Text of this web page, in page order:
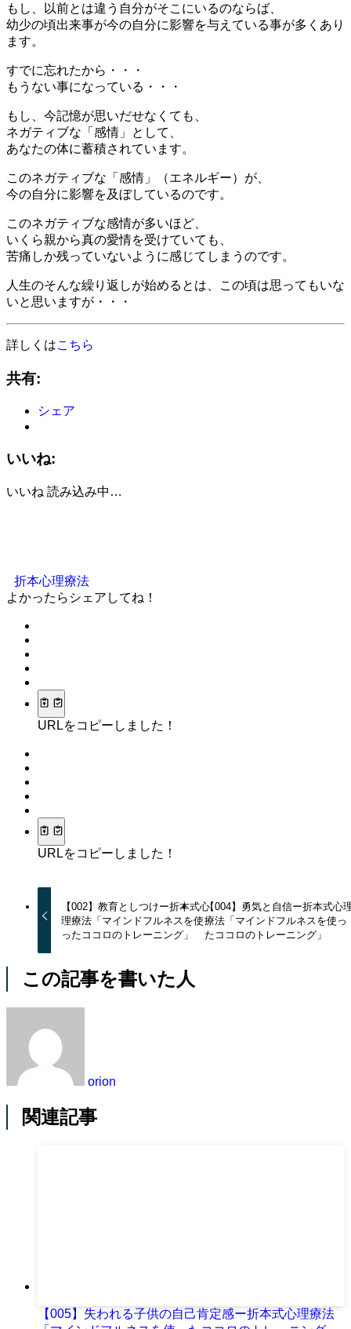
もし、以前とは違う自分がそこにいるのならば、
幼少の頃出来事が今の自分に影響を与えている事が多くあり
ます。
すでに忘れたから・・・
もうない事になっている・・・
もし、今記憶が思いだせなくても、
ネガティブな「感情」として、
あなたの体に蓄積されています。
このネガティブな「感情」（エネルギー）が、
今の自分に影響を及ぼしているのです。
このネガティブな感情が多いほど、
いくら親から真の愛情を受けていても、
苦痛しか残っていないように感じてしまうのです。
人生のそんな繰り返しが始めるとは、この頃は思ってもいな
いと思いますが・・・
詳しくはこちら
共有:
シェア
いいね:
いいね 読み込み中…
折本心理療法
よかったらシェアしてね！
URLをコピーしました！
URLをコピーしました！
【002】教育としつけー折本式心
理療法「マインドフルネスを使
ったココロのトレーニング」
【004】勇気と自信ー折本式心
療法「マインドフルネスを使っ
たココロのトレーニング」
この記事を書いた人
orion
関連記事
【005】失われる子供の自己肯定感ー折本式心理療法